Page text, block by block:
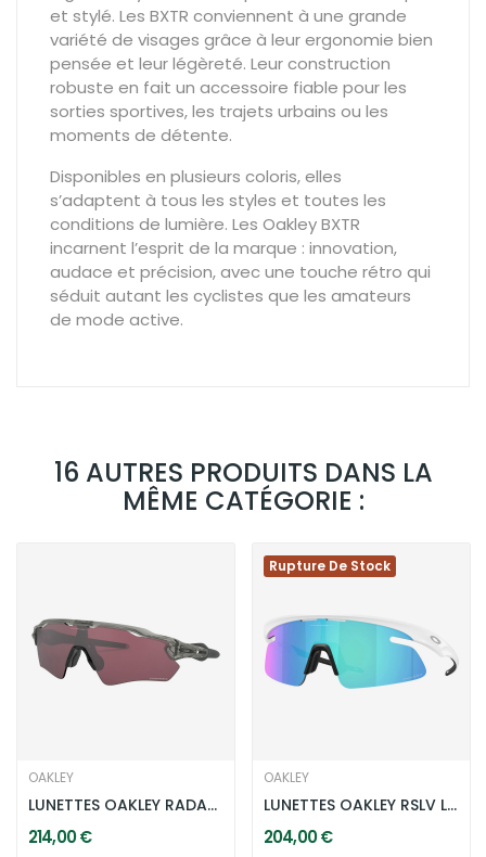
et stylé. Les BXTR conviennent à une grande
variété de visages grâce à leur ergonomie bien
pensée et leur légèreté. Leur construction
robuste en fait un accessoire fiable pour les
sorties sportives, les trajets urbains ou les
moments de détente.
Disponibles en plusieurs coloris,elles
s’adaptent à tous les styles et toutes les
conditions de lumière. Les OakleyBXTR
incarnent l’esprit de la marque : innovation,
audace et précision,avecune touche rétro qui
séduit autant les cyclistes que les amateurs
de mode active.
16 AUTRES PRODUITS DANS LA
MÊME CATÉGORIE :
OAKLEY
LUNETTES OAKLEY RADAR EV PATH
214,00 €
Rupture De Stock
OAKLEY
LUNETTES OAKLEY RSLV LITE BLANC
204,00 €